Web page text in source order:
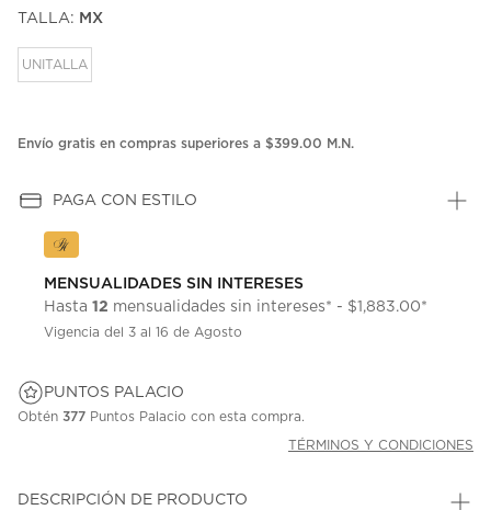
TALLA: MX
UNITALLA
Envío gratis en compras superiores a $399.00 M.N.
PAGA CON ESTILO
MENSUALIDADES SIN INTERESES
Hasta 12 mensualidades sin intereses* - $1,883.00*
Vigencia del 3 al 16 de Agosto
PUNTOS PALACIO
Obtén 377 Puntos Palacio con esta compra.
TÉRMINOS Y CONDICIONES
DESCRIPCIÓN DE PRODUCTO